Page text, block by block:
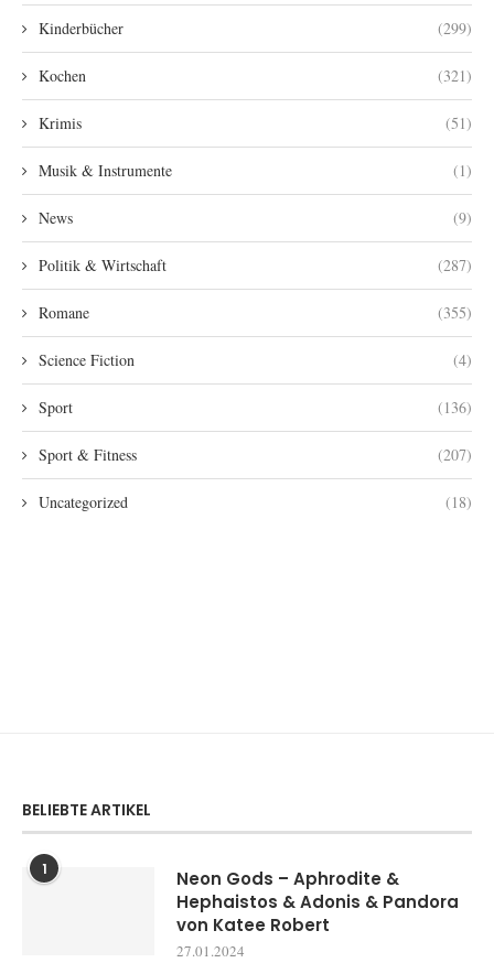
Kinderbücher (299)
Kochen (321)
Krimis (51)
Musik & Instrumente (1)
News (9)
Politik & Wirtschaft (287)
Romane (355)
Science Fiction (4)
Sport (136)
Sport & Fitness (207)
Uncategorized (18)
BELIEBTE ARTIKEL
1
Neon Gods – Aphrodite &
Hephaistos & Adonis & Pandora
von Katee Robert
27.01.2024